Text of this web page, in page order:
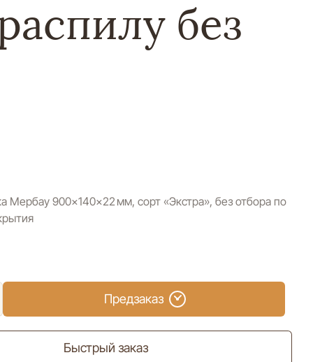
без
Мербау 900×140×22 мм, сорт «Экстра», без отбора по
Предзаказ
Быстрый заказ